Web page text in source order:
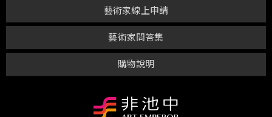
購物說明
藝術家問答集
藝術家線上申請